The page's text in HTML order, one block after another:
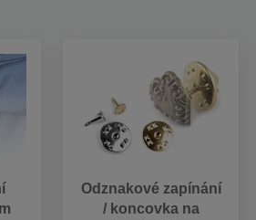
Odznakové zapínání
/ koncovka na